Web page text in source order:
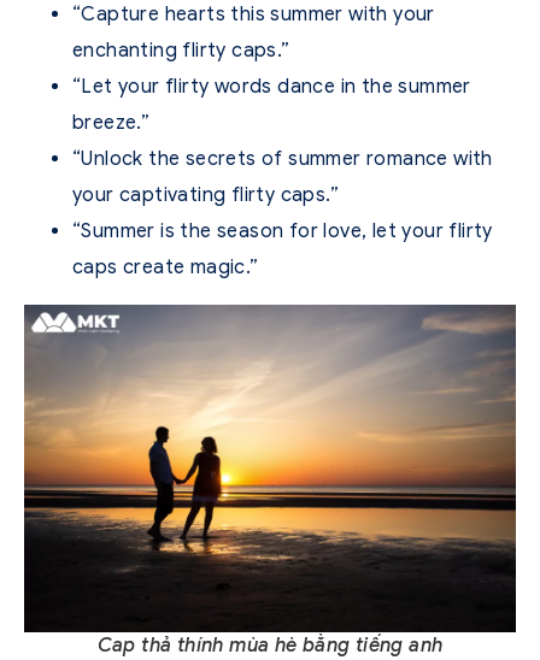
“Capture hearts this summer with your
enchanting flirty caps.”
“Let your flirty words dance in the summer
breeze.”
“Unlock the secrets of summer romance with
your captivating flirty caps.”
“Summer is the season for love, let your flirty
caps create magic.”
Cap thả thính mùa hè bằng tiếng anh